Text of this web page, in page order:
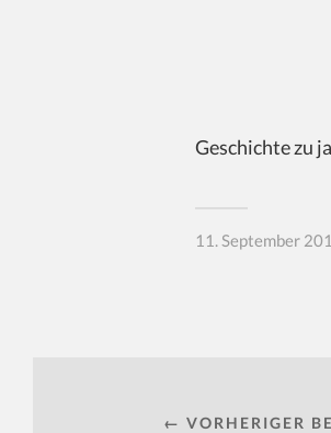
Geschichte zu
11. September
← VORHERIGER